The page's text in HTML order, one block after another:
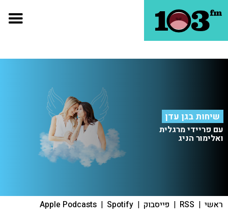
שיחות בגן עדן
עם פריידי מרגלית
ואלימור הניג
ראשי |
RSS
| פייסבוק |
Spotify
|
Apple Podcasts